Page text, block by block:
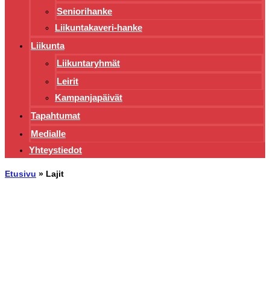
Seniorihanke
Liikuntakaveri-hanke
Liikunta
Liikuntaryhmät
Leirit
Kampanjapäivät
Tapahtumat
Medialle
Yhteystiedot
Etusivu » Lajit